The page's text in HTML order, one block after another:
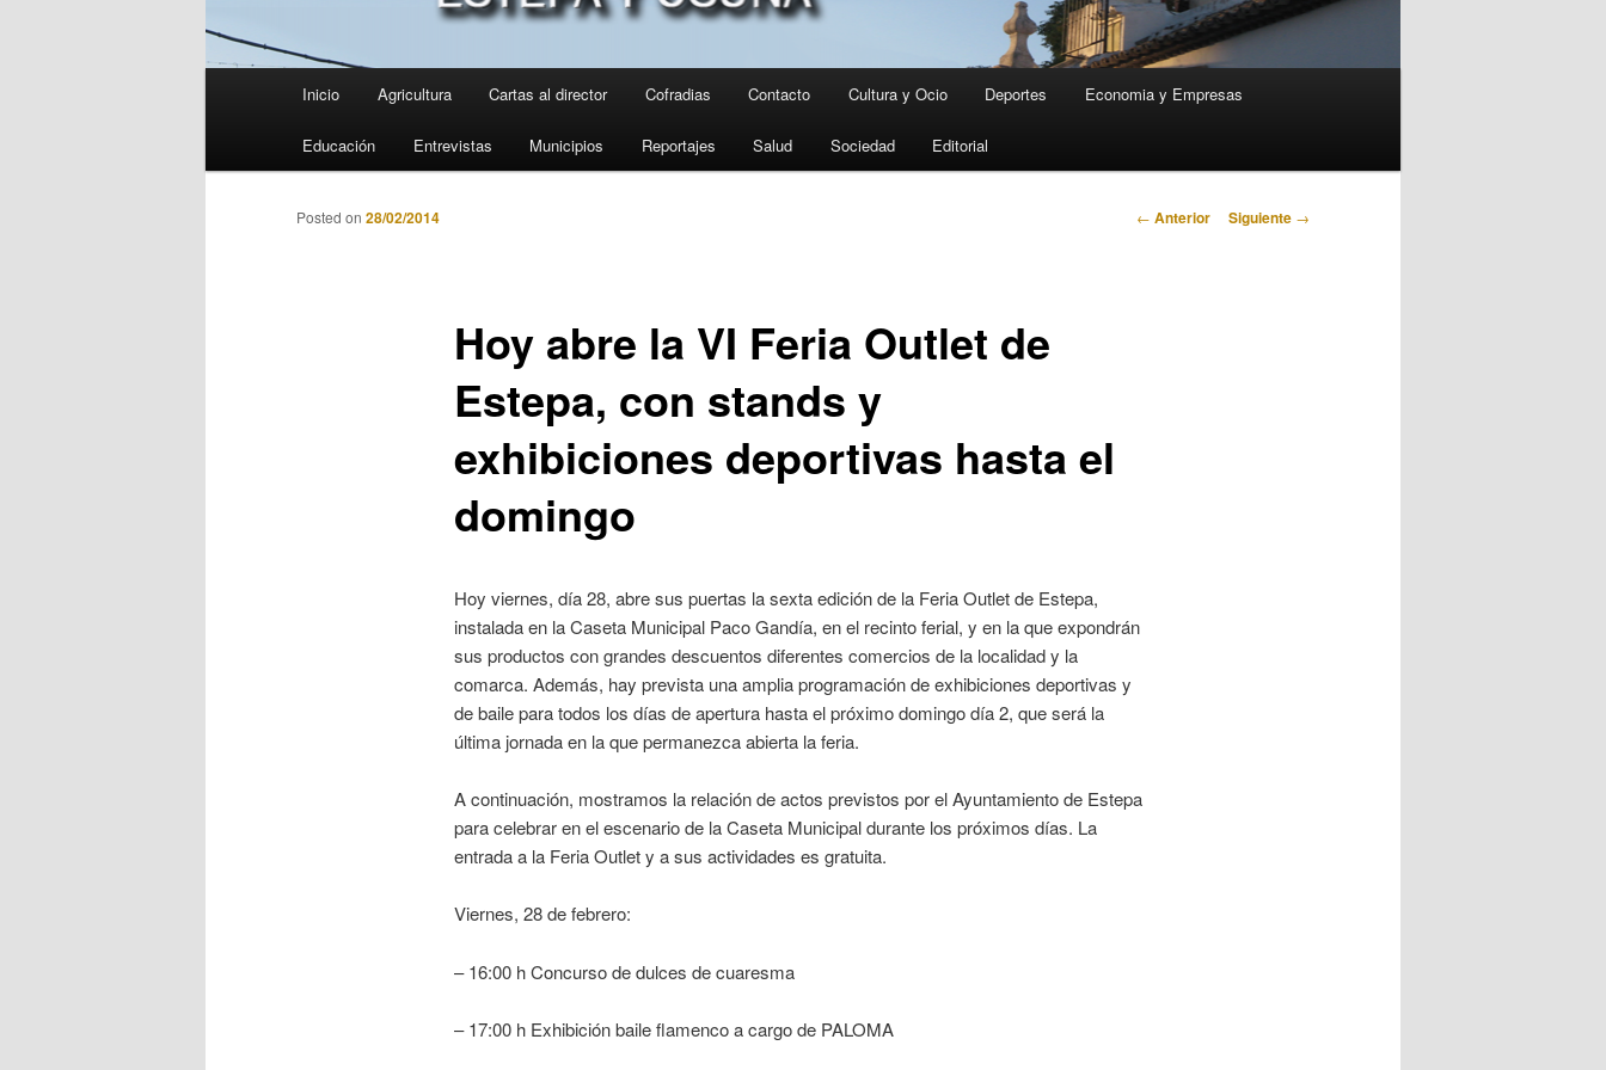
Inicio Agricultura Cartas al director Cofradias Contacto Cultura y Ocio Deportes Economia y Empresas
Educación Entrevistas Municipios Reportajes Salud Sociedad Editorial
Navegación
← Anterior Siguiente →
Hoy abre la VI Feria Outlet de
Estepa, con stands y
exhibiciones deportivas hasta el
domingo
Posted on 28/02/2014
Hoy viernes, día 28, abre sus puertas la sexta edición de la Feria Outlet de Estepa,
instalada en la Caseta Municipal Paco Gandía, en el recinto ferial, y en la que expondrán
sus productos con grandes descuentos diferentes comercios de la localidad y la
comarca. Además, hay prevista una amplia programación de exhibiciones deportivas y
de baile para todos los días de apertura hasta el próximo domingo día 2, que será la
última jornada en la que permanezca abierta la feria.
A continuación, mostramos la relación de actos previstos por el Ayuntamiento de Estepa
para celebrar en el escenario de la Caseta Municipal durante los próximos días. La
entrada a la Feria Outlet y a sus actividades es gratuita.
Viernes, 28 de febrero:
– 16:00 h Concurso de dulces de cuaresma
– 17:00 h Exhibición baile flamenco a cargo de PALOMA